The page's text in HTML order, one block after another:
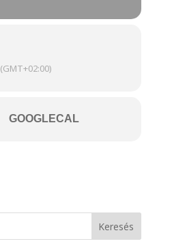
(GMT+02:00)
GOOGLECAL